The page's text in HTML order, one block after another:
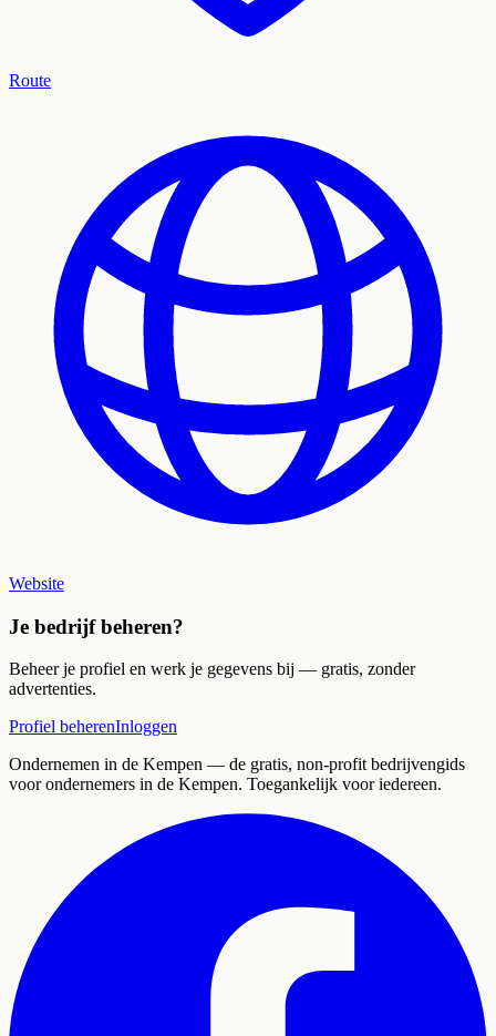
Route
Website
Je bedrijf beheren?
Beheer je profiel en werk je gegevens bij — gratis, zonder
advertenties.
Profiel beherenInloggen
Ondernemen in de Kempen — de gratis, non-profit bedrijvengids
voor ondernemers in de Kempen. Toegankelijk voor iedereen.